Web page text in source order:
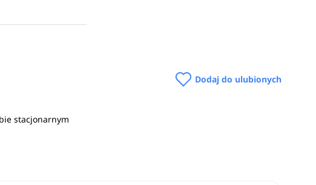
z
Dodaj do ulubionych
stacjonarnym